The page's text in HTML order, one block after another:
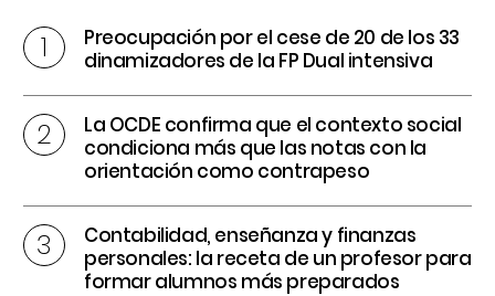
Preocupación por el cese de 20 de los 33
dinamizadores de la FP Dual intensiva
La OCDE confirma que el contexto social
condiciona más que las notas con la
orientación como contrapeso
Contabilidad, enseñanza y finanzas
personales: la receta de un profesor para
formar alumnos más preparados